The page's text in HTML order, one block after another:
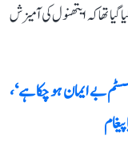
تھا کہ ایتھنول کی آمیزش
بے ایمان ہو چکا ہے‘،